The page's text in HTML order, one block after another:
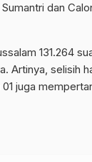
dan
131.264
Artinya, selisih
juga